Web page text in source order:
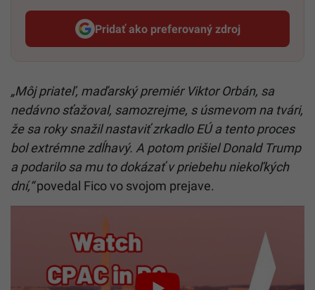
Pridať ako preferovaný zdroj
Startitup, odkaz sa otvorí v
„Môj priateľ, maďarský premiér Viktor Orbán, sa
nedávno sťažoval, samozrejme, s úsmevom na tvári,
že sa roky snažil nastaviť zrkadlo EÚ a tento proces
bol extrémne zdĺhavý. A potom prišiel Donald Trump
a podarilo sa mu to dokázať v priebehu niekoľkých
dní,“povedal Fico vo svojom prejave.